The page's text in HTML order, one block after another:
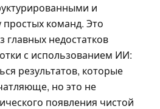
и
команд. Это
главных недостатков
с использованием ИИ:
результатов, которые
но это не
появления чистой